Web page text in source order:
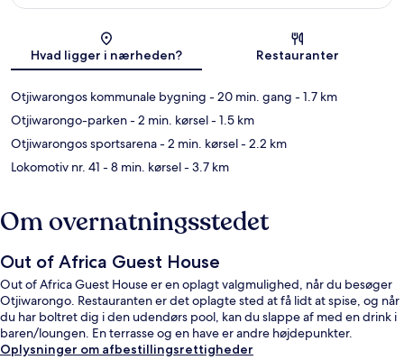
Hvad ligger i nærheden? Restauranter
Otjiwarongos kommunale bygning - 20 min. gang - 1.7 km
Otjiwarongo-parken- 2 min. kørsel- 1.5 km
Otjiwarongos sportsarena- 2 min. kørsel- 2.2 km
Lokomotiv nr. 41 - 8 min. kørsel- 3.7 km
Om overnatningsstedet
Out of Africa Guest House
Out of Africa Guest House er en oplagt valgmulighed, når du besøger
Otjiwarongo. Restauranten er det oplagte sted at få lidt at spise, og når
du har boltret dig i den udendørs pool, kan du slappe af med en drink i
baren/loungen. En terrasse og en have er andre højdepunkter.
Oplysninger om afbestillingsrettigheder